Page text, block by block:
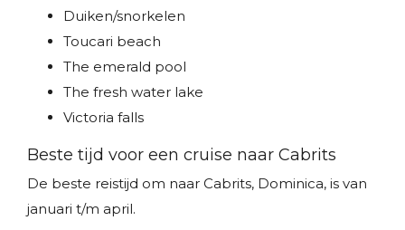
Duiken/snorkelen
Toucari beach
The emerald pool
The fresh water lake
Victoria falls
Beste tijd voor een cruise naar Cabrits
De beste reistijd om naar Cabrits, Dominica, is van
januari t/m april.